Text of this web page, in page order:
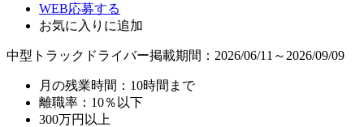
WEB応募する
お気に入り に追加
中型トラックドライバー掲載期間：2026/06/11～2026/09/09
月の残業時間：10時間まで
離職率：10％以下
300万円以上